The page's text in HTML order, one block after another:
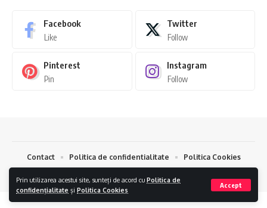
Prin utilizarea acestui site, sunteți de acord cu Politica de
confidențialitate și Politica Cookies
Accept
Facebook
Like
Twitter
Follow
Pinterest
Pin
Instagram
Follow
PressLens © 2024.Creare Magazin OnlinesiOptimizare SEO byAlphaByte
Contact Politica de confidentialitate Politica Cookies